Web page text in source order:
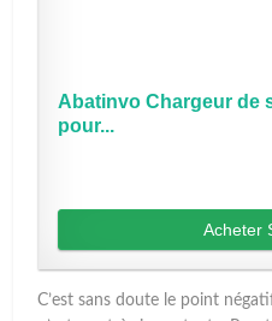
Abatinvo Chargeur de
pour...
Acheter
C’est sans doute le point